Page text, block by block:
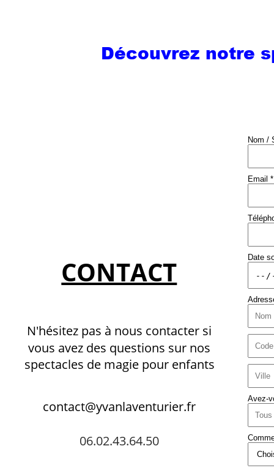
Nom /
Email *
Date
Avez-
Découvrez notre
CONTACT
N'hésitez pas à nous contacter si
vous avez des questions sur nos
spectacles de magie pour enfants
contact@yvanlaventurier.fr
06.02.43.64.50